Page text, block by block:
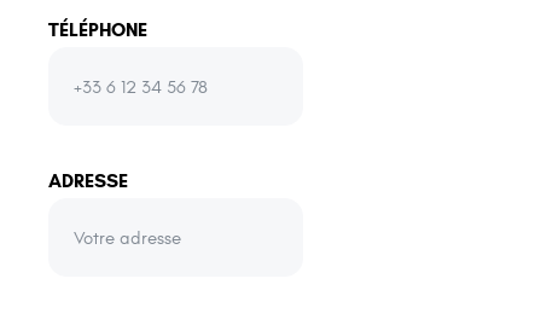
TÉLÉPHONE
ADRESSE